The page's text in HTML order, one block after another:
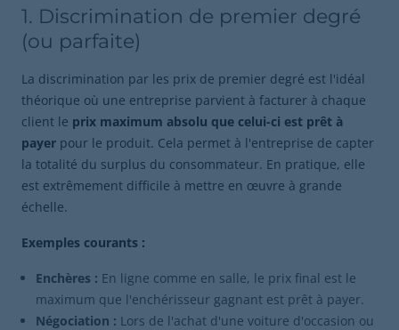
1. Discrimination de premier degré
(ou parfaite)
La discrimination par les prix de premier degré est l'idéal
théorique où une entreprise parvient à facturer à chaque
client le prix maximum absolu que celui-ci est prêt à
payer pour le produit. Cela permet à l'entreprise de capter
la totalité du surplus du consommateur. En pratique, elle
est extrêmement difficile à mettre en œuvre à grande
échelle.
Exemples courants :
Enchères : En ligne comme en salle, le prix final est le
maximum que l'enchérisseur gagnant est prêt à payer.
Négociation : Lors de l'achat d'une voiture d'occasion ou